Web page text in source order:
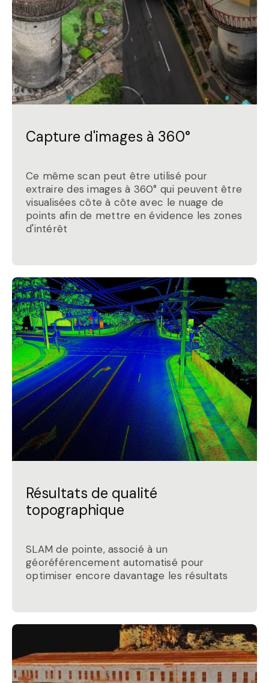
Capture d'images à 360°
Ce même scan peut être utilisé pour
extraire des images à 360° qui peuvent être
visualisées côte à côte avec le nuage de
points afin de mettre en évidence les zones
d'intérêt
Résultats de qualité
topographique
SLAM de pointe, associé à un
géoréférencement automatisé pour
optimiser encore davantage les résultats